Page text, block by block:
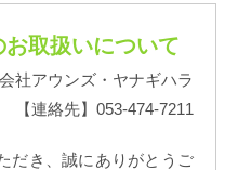
取扱いについて
社アウンズ・ヤナギハラ
【連絡先】053-474-7211
だき、誠にありがとうご